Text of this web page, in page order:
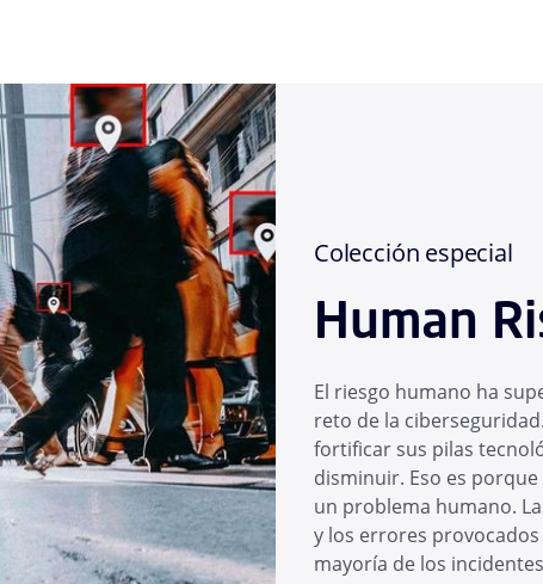
Colección especial
Human
El riesgo humano ha
reto de la
fortificar sus pilas
disminuir. Eso es
un problema humano.
y los errores
mayoría de los